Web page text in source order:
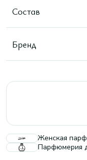
Состав
Бренд
Женская
Парфюмерия